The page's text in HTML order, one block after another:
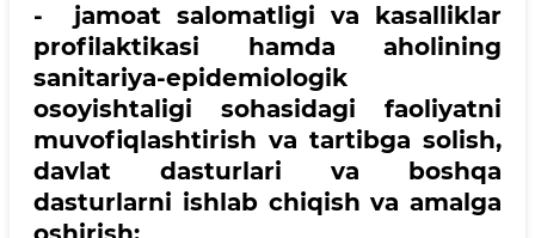
- jamoat salomatligi va kasalliklar
profilaktikasi hamda aholining
sanitariya-epidemiologik
osoyishtaligi sohasidagi faoliyatni
muvofiqlashtirish va tartibga solish,
davlat dasturlari va boshqa
dasturlarni ishlab chiqish va amalga